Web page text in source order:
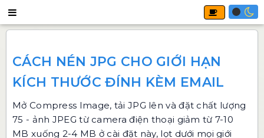
CÁCH NÉN JPG CHO GIỚI HẠN
KÍCH THƯỚC ĐÍNH KÈM EMAIL
Mở Compress Image, tải JPG lên và đặt chất lượng
75 - ảnh JPEG từ camera điện thoại giảm từ 7-10
MB xuống 2-4 MB ở cài đặt này, lọt dưới mọi giới